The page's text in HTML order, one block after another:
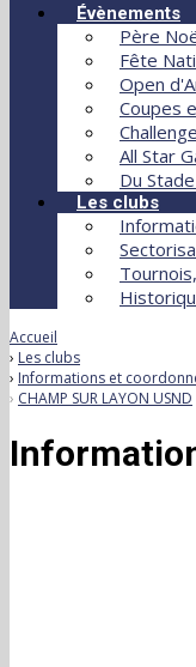
Évènements
Père
Fête
Open
Coupes
All Star
Du
Les clubs
Accueil
Les clubs
Informations et
CHAMP SUR LAYON USND